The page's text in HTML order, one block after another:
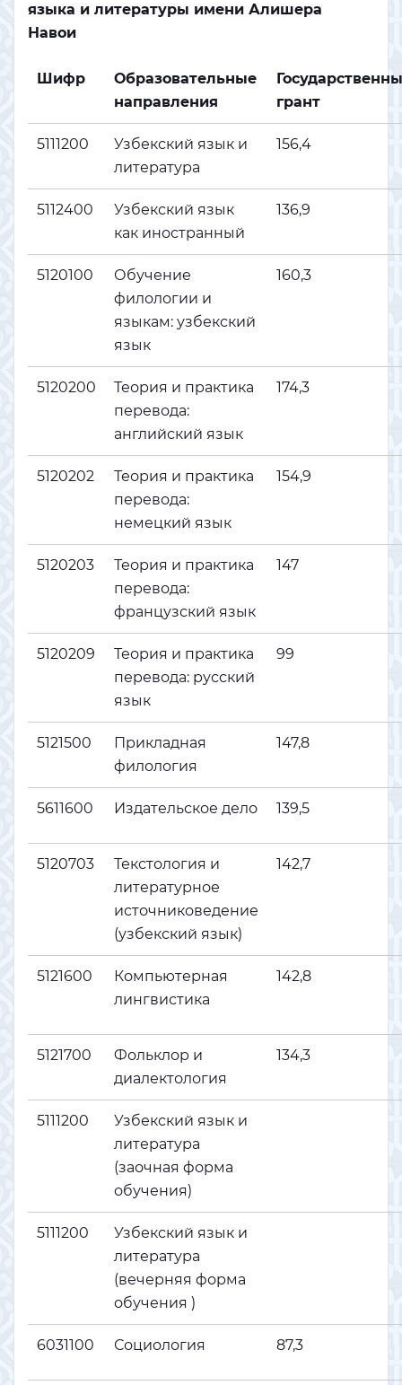
языка и литературы имени Алишера
Навои
Шифр
Образовательные
направления
грант
5111200
Узбекский язык и
литература
156,4
5112400
Узбекский язык
как иностранный
136,9
5120100
Обучение
филологии и
языкам: узбекский
язык
160,3
5120200
Теория и практика
перевода:
английский язык
174,3
5120202
Теория и практика
перевода:
немецкий язык
154,9
5120203
Теория и практика
перевода:
французский язык
147
5120209
Теория и практика
перевода: русский
язык
99
5121500
Прикладная
филология
147,8
5611600 Издательское дело 139,5
5120703
Текстология и
литературное
источниковедение
(узбекский язык)
142,7
5121600
Компьютерная
лингвистика
142,8
5121700
Фольклор и
диалектология
134,3
5111200
Узбекский язык и
литература
(заочная форма
обучения)
5111200
Узбекский язык и
литература
(вечерняя форма
обучения )
6031100 Социология 87,3